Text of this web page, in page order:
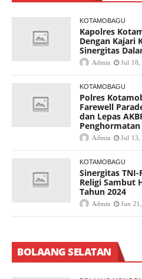
KOTAMOBAGU
Kapolres
Dengan Kajari
Sinergitas
Admin Jul 18,
KOTAMOBAGU
Polres
Farewell
dan Lepas
Penghormatan
Admin Jul 13,
KOTAMOBAGU
Sinergitas
Religi Sambut
Tahun 2024
Admin Jun
BOLAANG SELATAN